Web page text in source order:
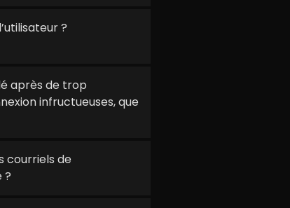
?
après de trop
infructueuses, que
courriels de
?